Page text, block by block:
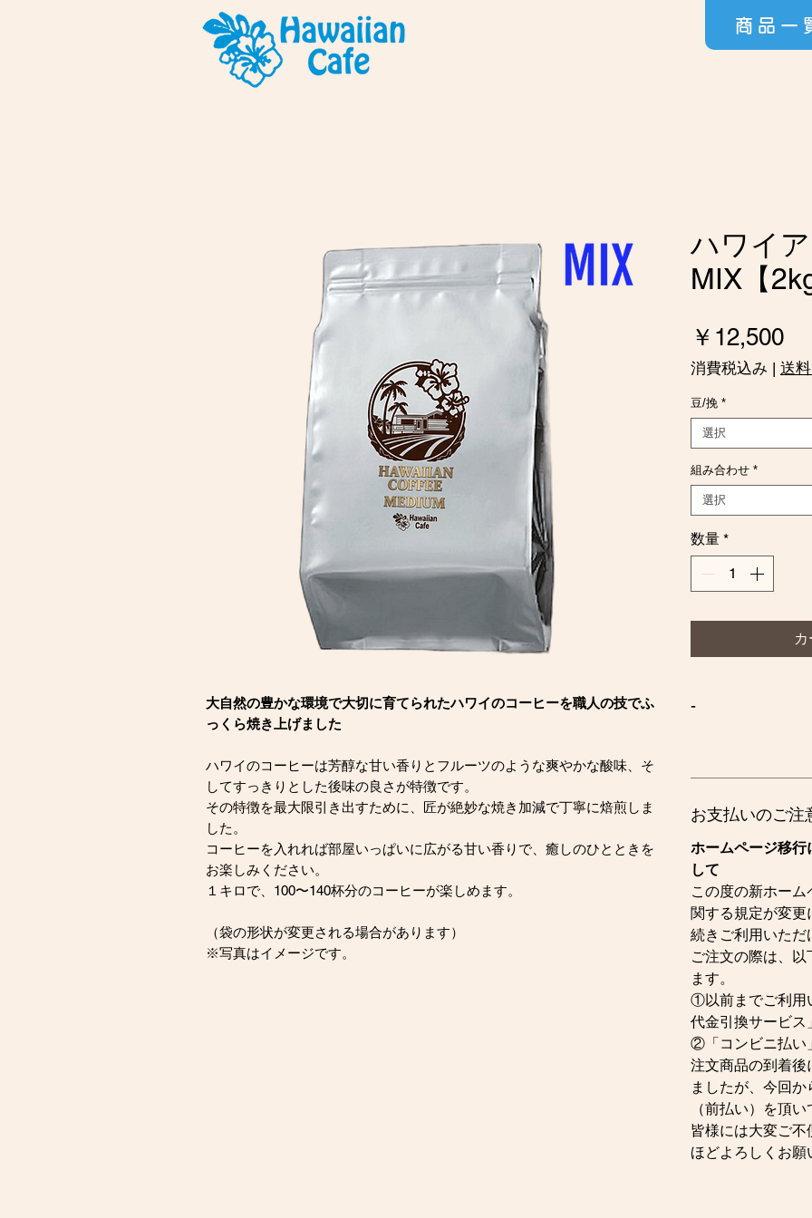
商品一
大自然の豊かな環境で大切に育てられたハワイのコーヒーを職人の技でふ
っくら焼き上げました
ハワイのコーヒーは芳醇な甘い香りとフルーツのような爽やかな酸味、そ
してすっきりとした後味の良さが特徴です。
その特徴を最大限引き出すために、匠が絶妙な焼き加減で丁寧に焙煎しま
した。
コーヒーを入れれば部屋いっぱいに広がる甘い香りで、癒しのひとときを
お楽しみください。
１キロで、100〜140杯分のコーヒーが楽しめます。
（袋の形状が変更される場合があります）
※写真はイメージです。
ハワイ
MIX【2kg
￥12,500価
格
消費税込み | 送
豆/挽 *
選択
組み合わせ *
選択
数量 *
-
お支払いのご注
ホームページ移行
して
この度の新ホー
関する規定が変更
続きご利用いただ
ご注文の際は、
ます。
①以前までご利用
代金引換サービス
②「コンビニ払い
注文商品の到着後
ましたが、今回
（前払い）を頂
皆様には大変ご
ほどよろしくお願